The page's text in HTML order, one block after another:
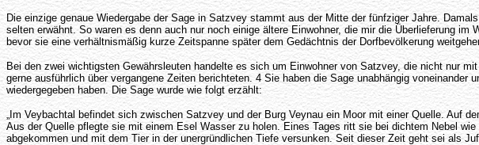
Die einzige genaue Wiedergabe der Sage in Satzvey stammt aus der Mitte der fünfziger Jahre.
selten erwähnt. So waren es denn auch nur noch einige ältere Einwohner, die mir die Überlieferung
bevor sie eine verhältnismäßig kurze Zeitspanne später dem Gedächtnis der Dorfbevölkerung
Bei den zwei wichtigsten Gewährsleuten handelte es sich um Einwohner von Satzvey, die nicht nur
gerne ausführlich über vergangene Zeiten berichteten. 4 Sie haben die Sage unabhängig
wiedergegeben haben. Die Sage wurde wie folgt erzählt:
„Im Veybachtal befindet sich zwischen Satzvey und der Burg Veynau ein Moor mit einer Quelle. Auf
Aus der Quelle pflegte sie mit einem Esel Wasser zu holen. Eines Tages ritt sie bei dichtem Nebel
abgekommen und mit dem Tier in der unergründlichen Tiefe versunken. Seit dieser Zeit geht sei als